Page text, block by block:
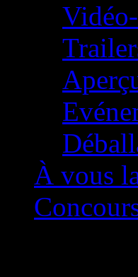
À vous